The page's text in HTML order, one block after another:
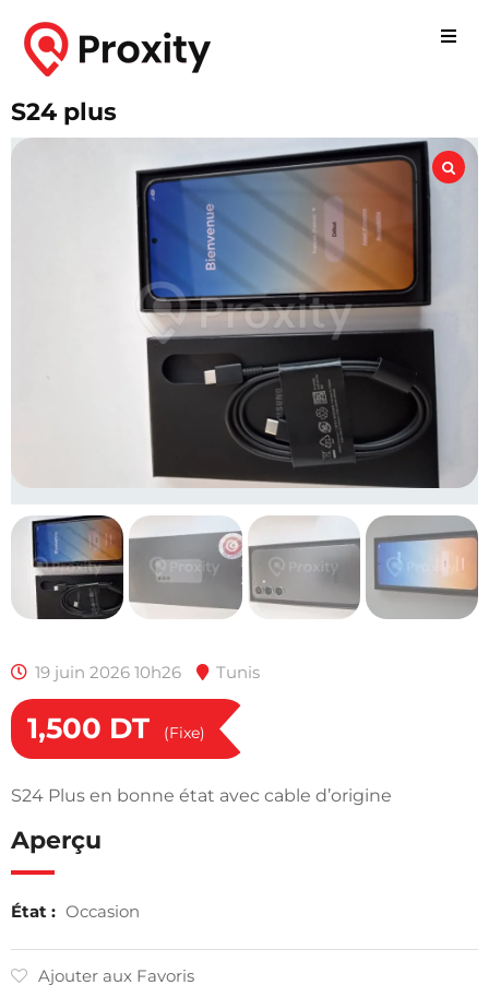
S24 plus
19 juin 2026 10h26 Tunis
1,500 DT (Fixe)
S24 Plus en bonne état avec cable d’origine
Aperçu
État : Occasion
Ajouter aux Favoris